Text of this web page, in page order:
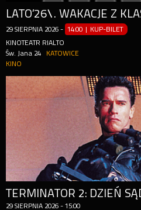
29 SIERPNIA 2026 - 14:00 | KUP-BILET
KINOTEATR RIALTO
Św. Jana 24
KATOWICE
KINO
29 SIERPNIA 2026 -15:00